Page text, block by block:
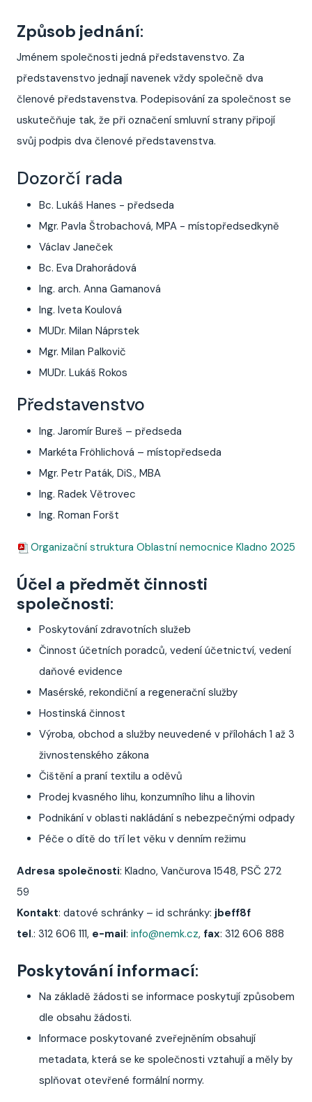
Způsob jednání:
Jménem společnosti jedná představenstvo. Za
představenstvo jednají navenek vždy společně dva
členové představenstva. Podepisování za společnost se
uskutečňuje tak, že při označení smluvní strany připojí
svůj podpis dva členové představenstva.
Dozorčí rada
Bc. Lukáš Hanes - předseda
Mgr. Pavla Štrobachová, MPA - místopředsedkyně
Václav Janeček
Bc. Eva Drahorádová
Ing. arch. Anna Gamanová
Ing. Iveta Koulová
MUDr. Milan Náprstek
Mgr. Milan Palkovič
MUDr. Lukáš Rokos
Představenstvo
Ing. Jaromír Bureš – předseda
Markéta Fröhlichová – místopředseda
Mgr. Petr Paták, DiS., MBA
Ing. Radek Větrovec
Ing. Roman Foršt
Organizační struktura Oblastní nemocnice Kladno 2025
Účel a předmět činnosti
společnosti:
Poskytování zdravotních služeb
Činnost účetních poradců, vedení účetnictví, vedení
daňové evidence
Masérské, rekondiční a regenerační služby
Hostinská činnost
Výroba, obchod a služby neuvedené v přílohách 1 až 3
živnostenského zákona
Čištění a praní textilu a oděvů
Prodej kvasného lihu, konzumního lihu a lihovin
Podnikání v oblasti nakládání s nebezpečnými odpady
Péče o dítě do tří let věku v denním režimu
Adresa společnosti: Kladno, Vančurova 1548, PSČ 272
59
Kontakt: datové schránky – id schránky: jbeff8f
tel.: 312 606 111, e-mail: info@nemk.cz, fax: 312 606 888
Poskytování informací:
Na základě žádosti se informace poskytují způsobem
dle obsahu žádosti.
Informace poskytované zveřejněním obsahují
metadata, která se ke společnosti vztahují a měly by
splňovat otevřené formální normy.